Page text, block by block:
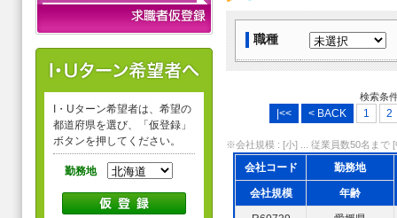
職種
検索条
|<< < BACK 1 2
※会社規模 : [小] ... 従業員数50名まで
会社コード 勤務地
会社規模 年齢
I・Uターン希望者は、希望の
都道府県を選び、「仮登録」
ボタンを押してください。
勤務地